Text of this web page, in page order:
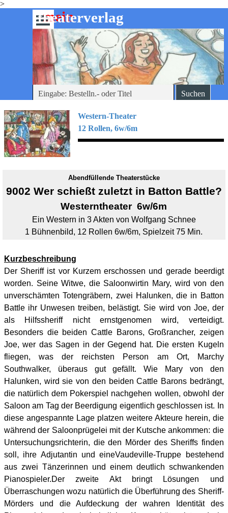
>
Direkt zum Seiteninhalt
-theaterverlag
mein
Menü überspringen
Suchen
Western-Theater
12 Rollen, 6w/6m
Abendfüllende Theaterstücke
9002 Wer schießt zuletzt in Batton Battle?
Westerntheater 6w/6m
Ein Western in 3 Akten von Wolfgang Schnee
1 Bühnenbild, 12 Rollen 6w/6m, Spielzeit 75 Min.
Kurzbeschreibung
Der Sheriff ist vor Kurzem erschossen und gerade beerdigt
worden. Seine Witwe, die Saloonwirtin Mary, wird von den
unverschämten Totengräbern, zwei Halunken, die in Batton
Battle ihr Unwesen treiben, belästigt. Sie wird von Joe, der
als Hilfssheriff nicht ernstgenomen wird, verteidigt.
Besonders die beiden Cattle Barons, Großrancher, zeigen
Joe, wer das Sagen in der Gegend hat. Die ersten Kugeln
fliegen, was der reichsten Person am Ort, Marchy
Southwalker, überaus gut gefällt. Wie Mary von den
Halunken, wird sie von den beiden Cattle Barons bedrängt,
die natürlich dem Pokerspiel nachgehen wollen, obwohl der
Saloon am Tag der Beerdigung eigentlich geschlossen ist. In
diese angespannte Lage platzen weitere Akteure herein, die
während der Saloonprügelei mit der Kutsche ankommen: die
Untersuchungsrichterin, die den Mörder des Sheriffs finden
soll, ihre Adjutantin und eineVaudeville-Truppe bestehend
aus zwei Tänzerinnen und einem deutlich schwankenden
Pianospieler.Der zweite Akt bringt Lösungen und
Überraschungen wozu natürlich die Überführung des Sheriff-
Mörders und die Aufdeckung der wahren Identität des